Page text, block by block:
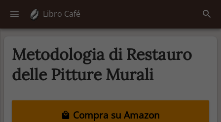
Libro Café
Metodologia di Restauro
delle Pitture Murali
Compra su Amazon